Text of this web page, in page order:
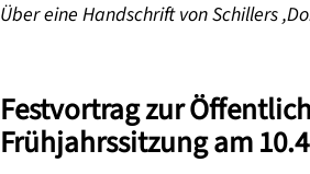
Über eine Handschrift von Schillers
Festvortrag zur
Frühjahrssitzung am